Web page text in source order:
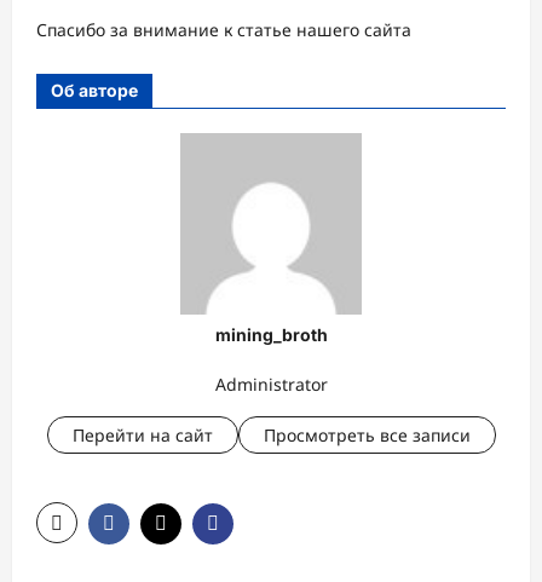
Спасибо за внимание к статье нашего сайта
Об авторе
mining_broth
Administrator
Перейти на сайт Просмотреть все записи